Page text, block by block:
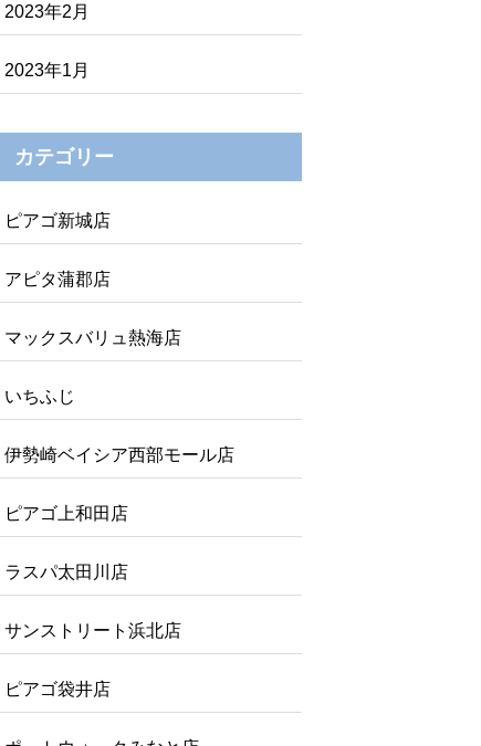
2023年2月
2023年1月
カテゴリー
ピアゴ新城店
アピタ蒲郡店
マックスバリュ熱海店
いちふじ
伊勢崎ベイシア西部モール店
ピアゴ上和田店
ラスパ太田川店
サンストリート浜北店
ピアゴ袋井店